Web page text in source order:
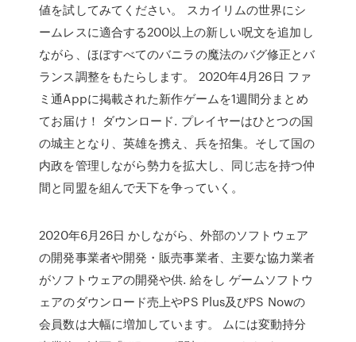
値を試してみてください。 スカイリムの世界にシ
ームレスに適合する200以上の新しい呪文を追加し
ながら、ほぼすべてのバニラの魔法のバグ修正とバ
ランス調整をもたらします。 2020年4月26日 ファ
ミ通Appに掲載された新作ゲームを1週間分まとめ
てお届け！ ダウンロード. プレイヤーはひとつの国
の城主となり、英雄を携え、兵を招集。そして国の
内政を管理しながら勢力を拡大し、同じ志を持つ仲
間と同盟を組んで天下を争っていく。
2020年6月26日 かしながら、外部のソフトウェア
の開発事業者や開発・販売事業者、主要な協力業者
がソフトウェアの開発や供. 給をし ゲームソフトウ
ェアのダウンロード売上やPS Plus及びPS Nowの
会員数は大幅に増加しています。 ムには変動持分